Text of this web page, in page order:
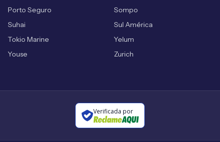
Porto Seguro
Sompo
Suhai
Sul América
Tokio Marine
Yelum
Youse
Zurich
Verificada por